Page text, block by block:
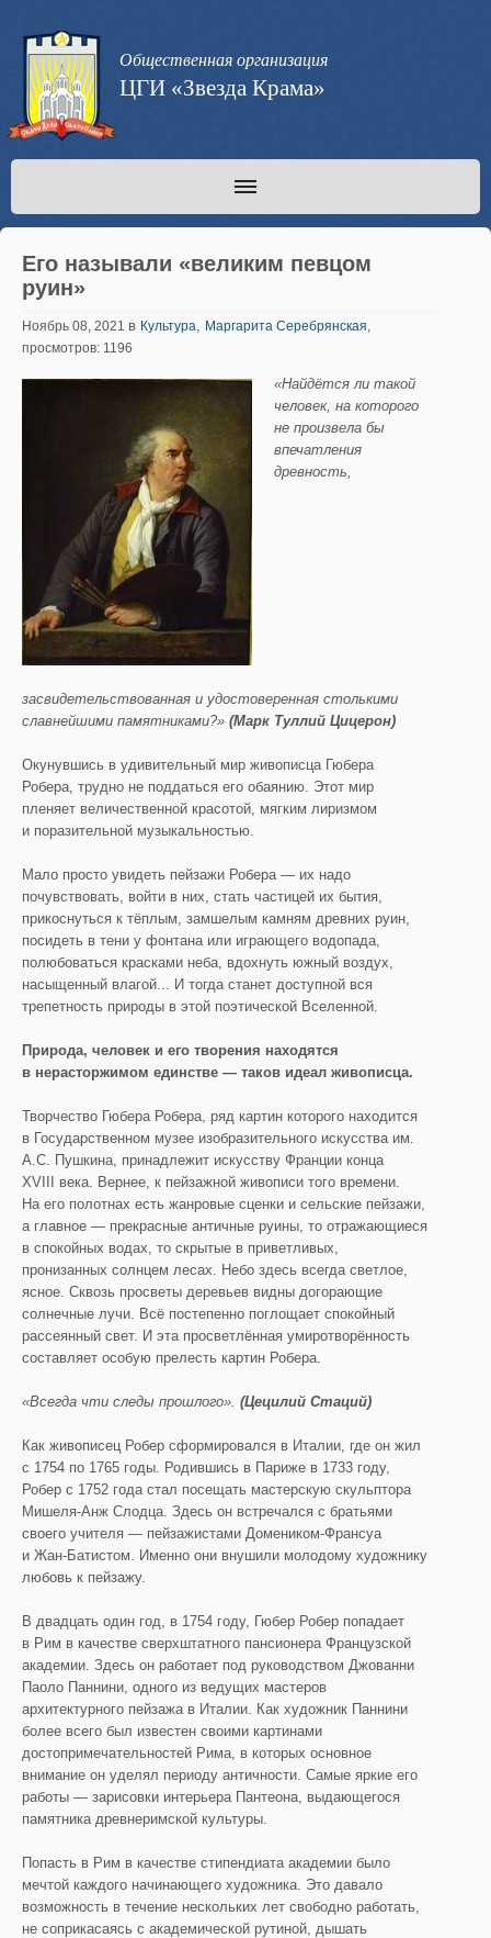
Общественная организация
ЦГИ «Звезда Крама»
Его называли «великим певцом
руин»
Ноябрь 08, 2021 в Культура, Маргарита Серебрянская,
просмотров: 1196
«Найдётся ли такой
человек, на которого
не произвела бы
впечатления
древность,
засвидетельствованная и удостоверенная столькими
славнейшими памятниками?» (Марк Туллий Цицерон)
Окунувшись в удивительный мир живописца Гюбера
Робера, трудно не поддаться его обаянию. Этот мир
пленяет величественной красотой, мягким лиризмом
и поразительной музыкальностью.
Мало просто увидеть пейзажи Робера — их надо
почувствовать, войти в них, стать частицей их бытия,
прикоснуться к тёплым, замшелым камням древних руин,
посидеть в тени у фонтана или играющего водопада,
полюбоваться красками неба, вдохнуть южный воздух,
насыщенный влагой... И тогда станет доступной вся
трепетность природы в этой поэтической Вселенной.
Природа, человек и его творения находятся
в нерасторжимом единстве — таков идеал живописца.
Творчество Гюбера Робера, ряд картин которого находится
в Государственном музее изобразительного искусства им.
А.С. Пушкина, принадлежит искусству Франции конца
XVIII века. Вернее, к пейзажной живописи того времени.
На его полотнах есть жанровые сценки и сельские пейзажи,
а главное — прекрасные античные руины, то отражающиеся
в спокойных водах, то скрытые в приветливых,
пронизанных солнцем лесах. Небо здесь всегда светлое,
ясное. Сквозь просветы деревьев видны догорающие
солнечные лучи. Всё постепенно поглощает спокойный
рассеянный свет. И эта просветлённая умиротворённость
составляет особую прелесть картин Робера.
«Всегда чти следы прошлого». (Цецилий Стаций)
Как живописец Робер сформировался в Италии, где он жил
с 1754 по 1765 годы. Родившись в Париже в 1733 году,
Робер с 1752 года стал посещать мастерскую скульптора
Мишеля-Анж Слодца. Здесь он встречался с братьями
своего учителя — пейзажистами Домеником-Франсуа
и Жан-Батистом. Именно они внушили молодому художнику
любовь к пейзажу.
В двадцать один год, в 1754 году, Гюбер Робер попадает
в Рим в качестве сверхштатного пансионера Французской
академии. Здесь он работает под руководством Джованни
Паоло Паннини, одного из ведущих мастеров
архитектурного пейзажа в Италии. Как художник Паннини
более всего был известен своими картинами
достопримечательностей Рима, в которых основное
внимание он уделял периоду античности. Самые яркие его
работы — зарисовки интерьера Пантеона, выдающегося
памятника древнеримской культуры.
Попасть в Рим в качестве стипендиата академии было
мечтой каждого начинающего художника. Это давало
возможность в течение нескольких лет свободно работать,
не соприкасаясь с академической рутиной, дышать